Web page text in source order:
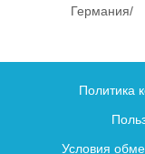
Германия/
Политика
Условия